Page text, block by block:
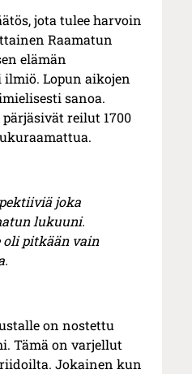
jota tulee harvoin
Raamatun
elämän
Lopun aikojen
sanoa.
reilut 1700
joka
lukuuni.
oli pitkään vain
on nostettu
Tämä on varjellut
Jokainen kun